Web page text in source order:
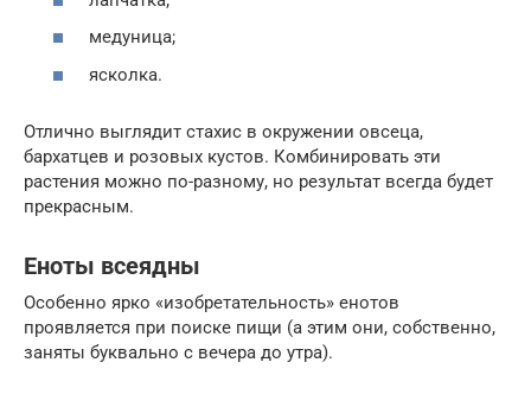
медуница;
ясколка.
Отлично выглядит стахис в окружении овсеца,
бархатцев и розовых кустов. Комбинировать эти
растения можно по-разному, но результат всегда будет
прекрасным.
Еноты всеядны
Особенно ярко «изобретательность» енотов
проявляется при поиске пищи (а этим они, собственно,
заняты буквально с вечера до утра).